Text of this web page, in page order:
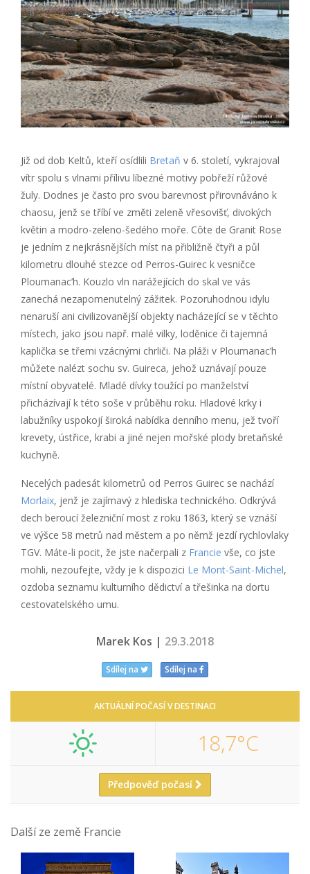
Již od dob Keltů, kteří osídlili Bretaň v 6. století, vykrajoval
vítr spolu s vlnami přílivu líbezné motivy pobřeží růžové
žuly. Dodnes je často pro svou barevnost přirovnáváno k
chaosu, jenž se tříbí ve změti zeleně vřesovišť, divokých
květin a modro-zeleno-šedého moře. Côte de Granit Rose
je jedním z nejkrásnějších míst na přibližně čtyři a půl
kilometru dlouhé stezce od Perros-Guirec k vesničce
Ploumanac’h. Kouzlo vln narážejících do skal ve vás
zanechá nezapomenutelný zážitek. Pozoruhodnou idylu
nenaruší ani civilizovanější objekty nacházející se v těchto
místech, jako jsou např. malé vilky, loděnice či tajemná
kaplička se třemi vzácnými chrliči. Na pláži v Ploumanac’h
můžete nalézt sochu sv. Guireca, jehož uznávají pouze
místní obyvatelé. Mladé dívky toužící po manželství
přicházívají k této soše v průběhu roku. Hladové krky i
labužníky uspokojí široká nabídka denního menu, jež tvoří
krevety, ústřice, krabi a jiné nejen mořské plody bretaňské
kuchyně.
Necelých padesát kilometrů od Perros Guirec se nachází
Morlaix, jenž je zajímavý z hlediska technického. Odkrývá
dech beroucí železniční most z roku 1863, který se vznáší
ve výšce 58 metrů nad městem a po němž jezdí rychlovlaky
TGV. Máte-li pocit, že jste načerpali z Francie vše, co jste
mohli, nezoufejte, vždy je k dispozici Le Mont-Saint-Michel,
ozdoba seznamu kulturního dědictví a třešinka na dortu
cestovatelského umu.
Marek Kos | 29.3.2018
Sdílej na Sdílej na
AKTUÁLNÍ POČASÍ V DESTINACI
18,7°C
Předpověď počasí
Další ze země Francie